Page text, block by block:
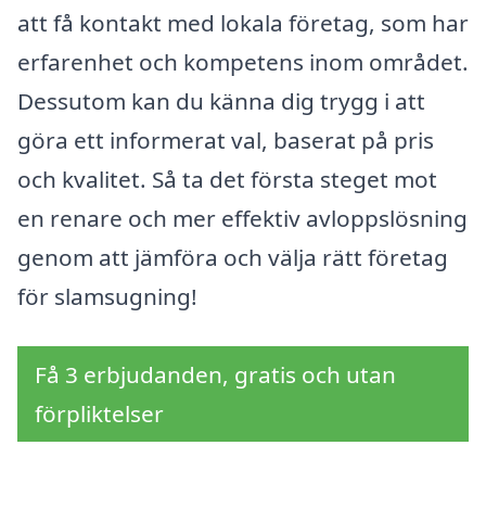
att få kontakt med lokala företag, som har
erfarenhet och kompetens inom området.
Dessutom kan du känna dig trygg i att
göra ett informerat val, baserat på pris
och kvalitet. Så ta det första steget mot
en renare och mer effektiv avloppslösning
genom att jämföra och välja rätt företag
för slamsugning!
Få 3 erbjudanden, gratis och utan
förpliktelser